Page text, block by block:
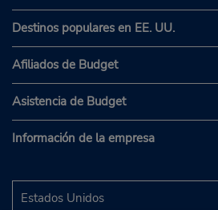
Destinos populares en EE. UU.
Afiliados de Budget
Asistencia de Budget
Información de la empresa